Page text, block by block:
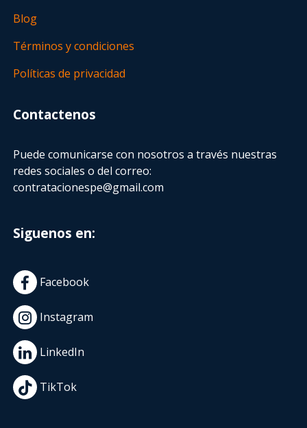
Blog
Términos y condiciones
Políticas de privacidad
Contactenos
Puede comunicarse con nosotros a través nuestras
redes sociales o del correo:
contratacionespe@gmail.com
Siguenos en:
Facebook
Instagram
LinkedIn
TikTok